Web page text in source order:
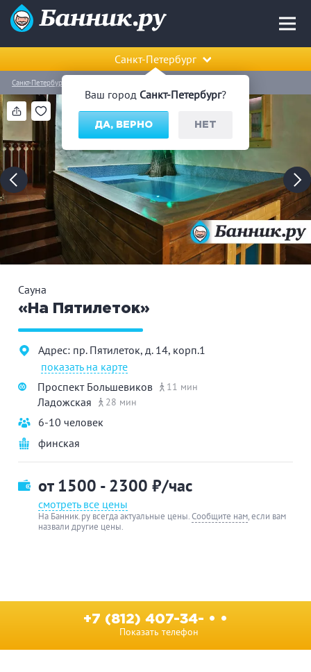
Ваш город Санкт-Петербург?
ДА, ВЕРНО НЕТ
Санкт-Петербург
Санкт-Петербург
Сауна
«На Пятилеток»
Адрес: пр. Пятилеток, д. 14, корп.1
показать на карте
Проспект Большевиков
11 мин
Ладожская 28 мин
6-10 человек
финская
от 1500 - 2300 ₽/час
смотреть все цены
На Банник.ру всегда актуальные цены.Сообщите нам, если вам
назвали другие цены.
+7 (812) 407-34- • •
Показать телефон